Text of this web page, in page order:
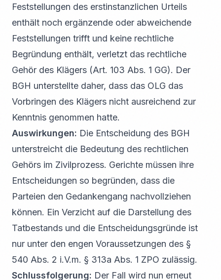
Feststellungen des erstinstanzlichen Urteils
enthält noch ergänzende oder abweichende
Feststellungen trifft und keine rechtliche
Begründung enthält, verletzt das rechtliche
Gehör des Klägers (Art. 103 Abs. 1 GG). Der
BGH unterstellte daher, dass das OLG das
Vorbringen des Klägers nicht ausreichend zur
Kenntnis genommen hatte.
Auswirkungen: Die Entscheidung des BGH
unterstreicht die Bedeutung des rechtlichen
Gehörs im Zivilprozess. Gerichte müssen ihre
Entscheidungen so begründen, dass die
Parteien den Gedankengang nachvollziehen
können. Ein Verzicht auf die Darstellung des
Tatbestands und die Entscheidungsgründe ist
nur unter den engen Voraussetzungen des §
540 Abs. 2 i.V.m. § 313a Abs. 1 ZPO zulässig.
Schlussfolgerung: Der Fall wird nun erneut